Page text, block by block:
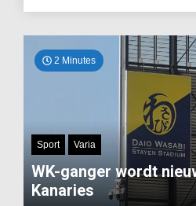
2 Minutes
Sport Varia
WK-ganger wordt
Kanaries